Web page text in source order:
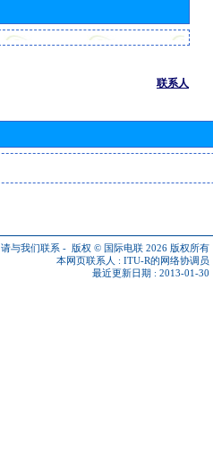
联系人
请与我们联系 - 版权 © 国际电联 2026 版权所有
本网页联系人 : ITU-R的网络协调员
最近更新日期 : 2013-01-30